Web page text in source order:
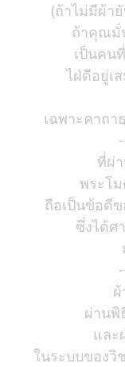
(ถ้าไม่มีผ้า
ถ้าคุณมั่
เป็นคน
ไฝ่ดีอยู่เ
เฉพาะคาถ
ที่ผ่
พระโ
ถือเป็นข้อดี
ซึ่งได้ศ
ผ่านพิ
และ
ในระบบของวิ